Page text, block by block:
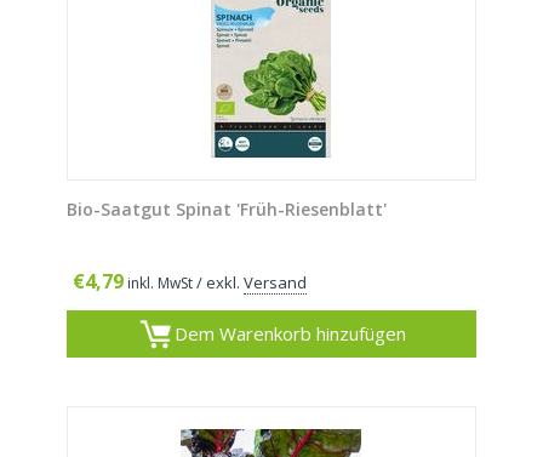
Bio-Saatgut Spinat 'Früh-Riesenblatt'
€4,79 inkl. MwSt/ exkl. Versand
Dem Warenkorb hinzufügen